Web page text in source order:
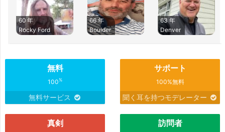
60 年
Rocky Ford
66 年
Boulder
63 年
Denver
無料
100%
無料サービス
サポート
100%無料
聞く耳を持つモデレーター
真剣 訪問者